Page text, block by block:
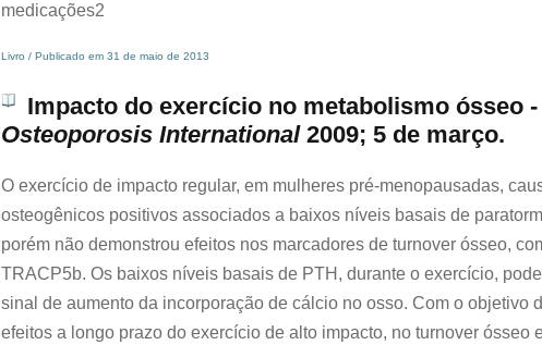
medicações2
Livro / Publicado em 31 de maio de 2013
Impacto do exercício no metabolismo ósseo -
Osteoporosis International2009; 5 de março.
O exercício de impacto regular, em mulheres pré-menopausadas,
osteogênicos positivos associados a baixos níveis basais de
porém não demonstrou efeitos nos marcadores de turnover ósseo,
TRACP5b. Os baixos níveis basais de PTH, durante o exercício,
sinal de aumento da incorporação de cálcio no osso. Com o objetivo
efeitos a longo prazo do exercício de alto impacto, no turnover ósseo